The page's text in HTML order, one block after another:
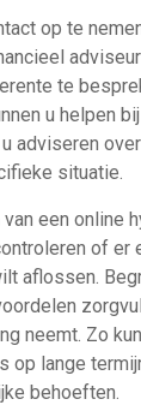
op te
te
u helpen
adviseren
situatie.
een online
of er
aflossen.
neemt. Zo
op lange
behoeften.